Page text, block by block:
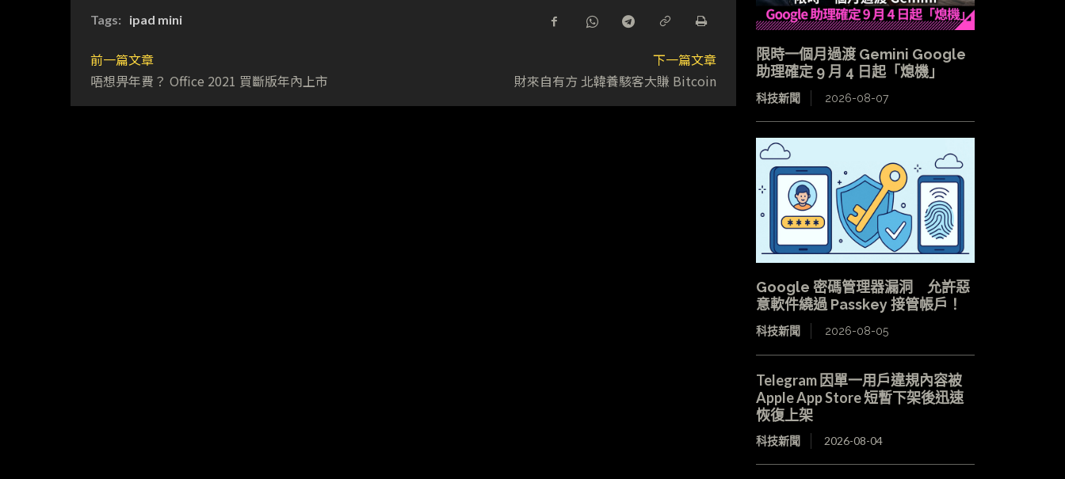
Tags: ipad mini
前一篇文章
唔想畀年費？ Office 2021 買斷版年內上市
下一篇文章
財來自有方 北韓養駭客大賺 Bitcoin
限時一個月過渡 Gemini Google
助理確定 9 月 4 日起「熄機」
科技新聞 2026-08-07
Google 密碼管理器漏洞 允許惡
意軟件繞過 Passkey 接管帳戶！
科技新聞 2026-08-05
Telegram 因單一用戶違規內容被
Apple App Store 短暫下架後迅速
恢復上架
科技新聞 2026-08-04